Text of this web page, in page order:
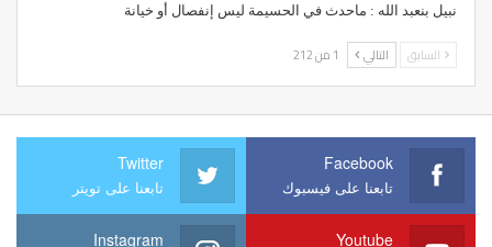
نبيل بنعبد الله : ماحدث في الحسيمة ليس إنفصال أو خيانة
السابق التالي 1 من 212
Facebook
تابعنا على فيسبوك
Twitter
تابعنا على تويتر
Youtube
Instagram